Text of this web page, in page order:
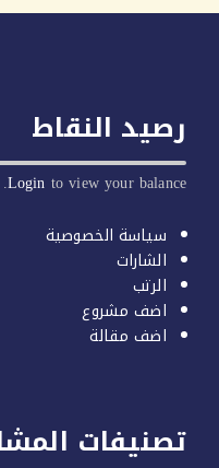
النقاط
Loginto view your
سياسة الخصوصية
الشارات
الرتب
اضف مشروع
اضف مقالة
المشاريع